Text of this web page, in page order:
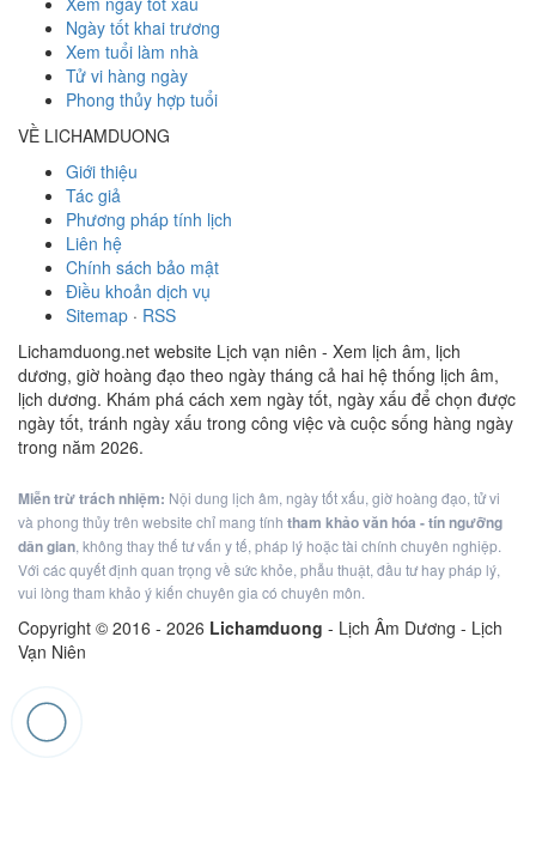
Ngày tốt khai trương
Xem tuổi làm nhà
Tử vi hàng ngày
Phong thủy hợp tuổi
VỀ LICHAMDUONG
Giới thiệu
Tác giả
Phương pháp tính lịch
Liên hệ
Chính sách bảo mật
Điều khoản dịch vụ
Sitemap · RSS
Lichamduong.net website Lịch vạn niên - Xem lịch âm, lịch
dương, giờ hoàng đạo theo ngày tháng cả hai hệ thống lịch âm,
lịch dương. Khám phá cách xem ngày tốt, ngày xấu để chọn được
ngày tốt, tránh ngày xấu trong công việc và cuộc sống hàng ngày
trong năm 2026.
Miễn trừ trách nhiệm: Nội dung lịch âm, ngày tốt xấu, giờ hoàng đạo, tử vi
và phong thủy trên website chỉ mang tính tham khảo văn hóa - tín ngưỡng
dân gian, không thay thế tư vấn y tế, pháp lý hoặc tài chính chuyên nghiệp.
Với các quyết định quan trọng về sức khỏe, phẫu thuật, đầu tư hay pháp lý,
vui lòng tham khảo ý kiến chuyên gia có chuyên môn.
Copyright © 2016 - 2026 Lichamduong - Lịch Âm Dương - Lịch
Vạn Niên